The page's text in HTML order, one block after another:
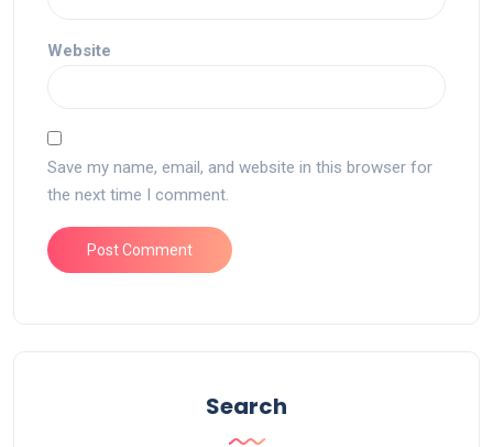
Website
Save my name, email, and website in this browser for
the next time I comment.
Search